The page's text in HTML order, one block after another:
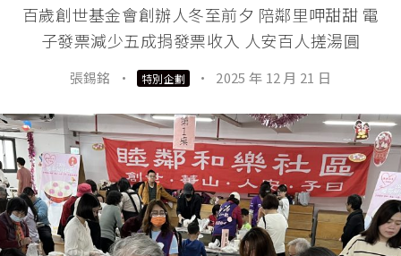
百歲創世基金會創辦人冬至前夕 陪鄰里呷甜甜 電
子發票減少五成捐發票收入 人安百人搓湯圓
張錫銘 · 特別企劃 · 2025 年 12 月 21 日